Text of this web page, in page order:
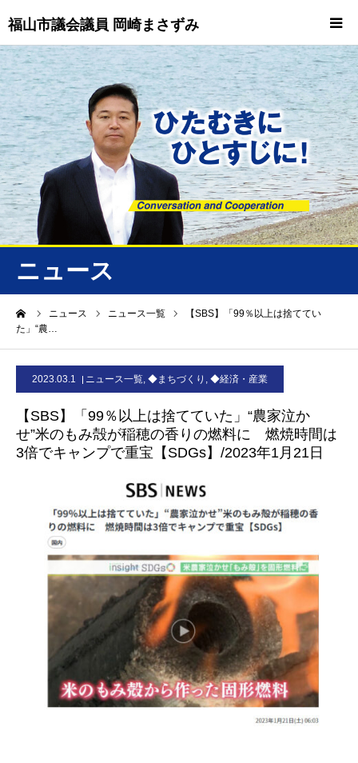
福山市議会議員 岡崎まさずみ
ニュース
ニュース ニュース一覧
【SBS】「99％以上は捨ててい
た」“農…
2023.03.1 ニュース一覧, ◆まちづくり , ◆経済・産業
【SBS】「99％以上は捨てていた」“農家泣か
せ”米のもみ殻が稲穂の香りの燃料に 燃焼時間は
3倍でキャンプで重宝【SDGs】/2023年1月21日
HOME
重要情報
プロフィール
ニュース/トピックス
ニュース
お問合せ